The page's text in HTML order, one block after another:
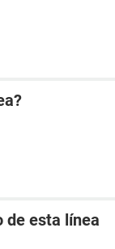
de esta línea